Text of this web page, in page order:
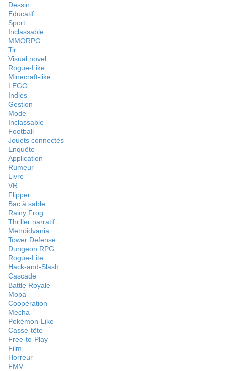
Dessin
Educatif
Sport
Inclassable
MMORPG
Tir
Visual novel
Rogue-Like
Minecraft-like
LEGO
Indies
Gestion
Mode
Inclassable
Football
Jouets connectés
Enquête
Application
Rumeur
Livre
VR
Flipper
Bac à sable
Rainy Frog
Thriller narratif
Metroidvania
Tower Defense
Dungeon RPG
Rogue-Lite
Hack-and-Slash
Cascade
Battle Royale
Moba
Coopération
Mecha
Pokémon-Like
Casse-tête
Free-to-Play
Film
Horreur
FMV